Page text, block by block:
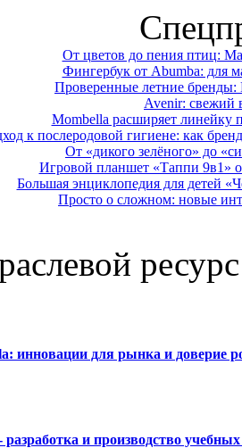
От цветов до пения птиц:
Фингербук от Abumba: для
Проверенные летние
Avenir: свежий
Mombella расширяет линейку
к послеродовой гигиене: как
От «дикого зелёного» до
Игровой планшет «Таппи 9в1»
Большая энциклопедия для детей
Просто о сложном: новые
инновации для рынка и доверие
разработка и производство